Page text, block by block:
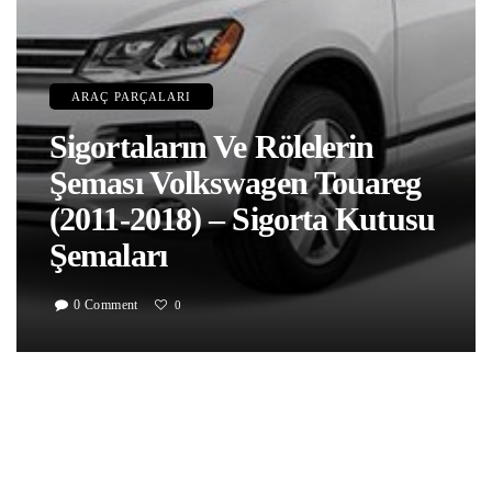
ARAÇ PARÇALARI
Sigortaların Ve Rölelerin
Şeması Volkswagen Touareg
(2011-2018) – Sigorta Kutusu
Şemaları
0 Comment 0